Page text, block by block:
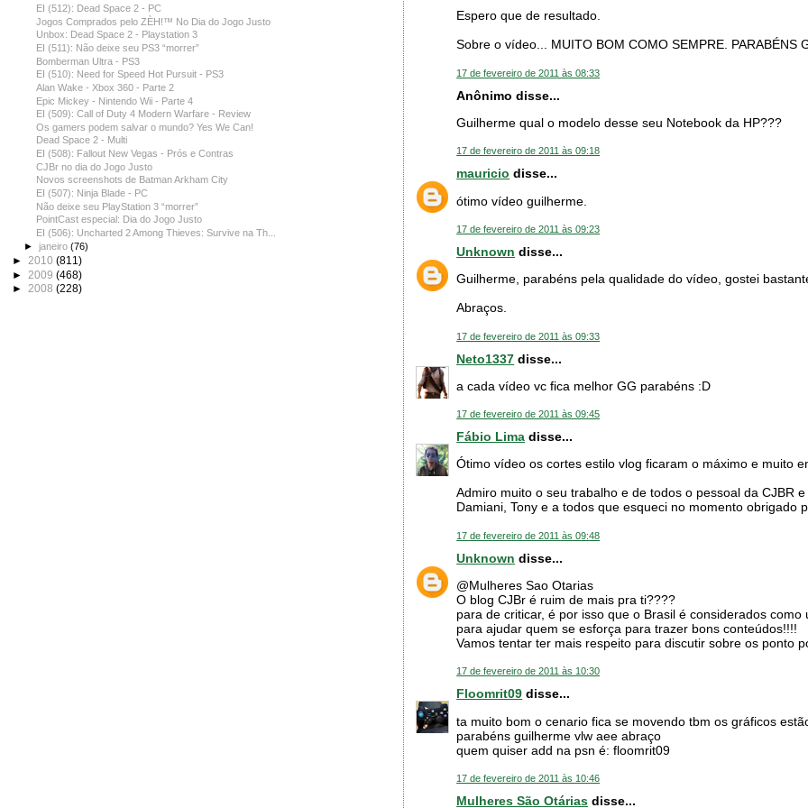
Espero que de resultado.
Sobre o vídeo... MUITO BOM COMO SEMPRE. PARABÉNS
17 de fevereiro de 2011 às 08:33
Anônimo disse...
Guilherme qual o modelo desse seu Notebook da HP???
17 de fevereiro de 2011 às 09:18
mauricio disse...
ótimo vídeo guilherme.
17 de fevereiro de 2011 às 09:23
Unknown disse...
Guilherme, parabéns pela qualidade do vídeo, gostei
Abraços.
17 de fevereiro de 2011 às 09:33
Neto1337 disse...
a cada vídeo vc fica melhor GG parabéns :D
17 de fevereiro de 2011 às 09:45
Fábio Lima disse...
Ótimo vídeo os cortes estilo vlog ficaram o máximo e muito
Admiro muito o seu trabalho e de todos o pessoal da CJBR
Damiani, Tony e a todos que esqueci no momento obrigado
17 de fevereiro de 2011 às 09:48
Unknown disse...
@Mulheres Sao Otarias
O blog CJBr é ruim de mais pra ti????
para de criticar, é por isso que o Brasil é considerados
para ajudar quem se esforça para trazer bons conteúdos!!!!
Vamos tentar ter mais respeito para discutir sobre os ponto
17 de fevereiro de 2011 às 10:30
Floomrit09 disse...
ta muito bom o cenario fica se movendo tbm os gráficos
parabéns guilherme vlw aee abraço
quem quiser add na psn é: floomrit09
17 de fevereiro de 2011 às 10:46
Mulheres São Otárias disse...
EI (512): Dead Space 2 - PC
Jogos Comprados pelo ZÈH!™ No Dia do Jogo Justo
Unbox: Dead Space 2 - Playstation 3
EI (511): Não deixe seu PS3 “morrer”
Bomberman Ultra - PS3
EI (510): Need for Speed Hot Pursuit - PS3
Alan Wake - Xbox 360 - Parte 2
Epic Mickey - Nintendo Wii - Parte 4
EI (509): Call of Duty 4 Modern Warfare - Review
Os gamers podem salvar o mundo? Yes We Can!
Dead Space 2 - Multi
EI (508): Fallout New Vegas - Prós e Contras
CJBr no dia do Jogo Justo
Novos screenshots de Batman Arkham City
EI (507): Ninja Blade - PC
Não deixe seu PlayStation 3 “morrer”
PointCast especial: Dia do Jogo Justo
EI (506): Uncharted 2 Among Thieves: Survive na Th...
►janeiro(76)
► 2010 (811)
► 2009 (468)
► 2008 (228)